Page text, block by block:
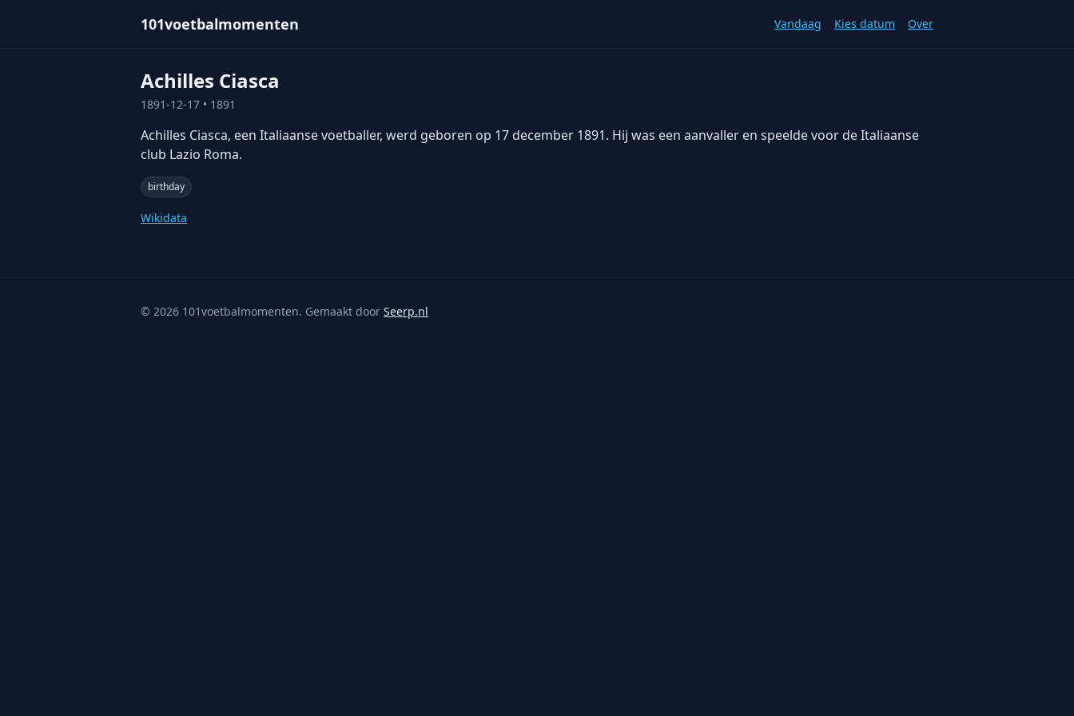
101voetbalmomenten Vandaag Kies datum Over
Achilles Ciasca
1891-12-17 • 1891
Achilles Ciasca, een Italiaanse voetballer, werd geboren op 17 december 1891. Hij was een aanvaller en speelde voor de Italiaanse
club Lazio Roma.
birthday
Wikidata
© 2026 101voetbalmomenten. Gemaakt door Seerp.nl